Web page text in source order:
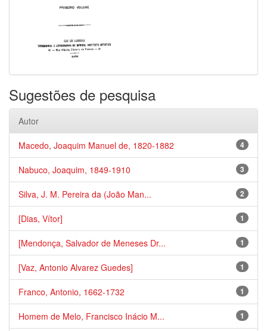
Sugestões de pesquisa
Autor
4
Macedo, Joaquim Manuel de, 1820-1882
3
Nabuco, Joaquim, 1849-1910
2
Silva, J. M. Pereira da (João Man...
1
[Dias, Vítor]
1
[Mendonça, Salvador de Meneses Dr...
1
[Vaz, Antonio Alvarez Guedes]
1
Franco, Antonio, 1662-1732
1
Homem de Melo, Francisco Inácio M...